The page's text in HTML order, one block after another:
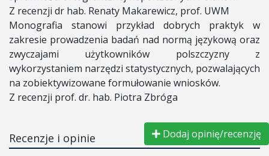
Z recenzji dr hab. Renaty Makarewicz, prof. UWM
Monografia stanowi przykład dobrych praktyk w
zakresie prowadzenia badań nad normą językową oraz
zwyczajami użytkowników polszczyzny z
wykorzystaniem narzędzi statystycznych, pozwalających
na zobiektywizowane formułowanie wniosków.
Z recenzji prof. dr. hab. Piotra Zbróga
Recenzje i opinie Dodaj opinię/recenzję